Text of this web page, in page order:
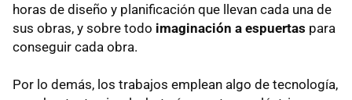
horas de diseño y planificación que llevan cada una de
sus obras, y sobre todo imaginación a espuertas para
conseguir cada obra.
Por lo demás, los trabajos emplean algo de tecnología,